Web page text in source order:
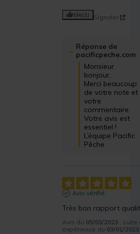
Utile(1) Signaler
Réponse de
pacificpeche.com
Monsieur
bonjour,
Merci beaucoup
de votre note et
votre
commentaire.
Votre avis est
essentiel !
L’équipe Pacific
Pêche
Avis vérifié
Très bon rapport
Avis du 05/03/2023 , suite
expérience du 03/01/2023